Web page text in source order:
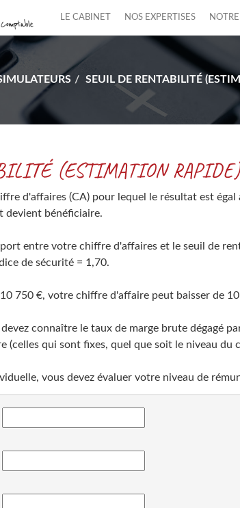
LE CABINET NOS EXPERTISES
SEUIL DE RENTABILITÉ
(ESTIMATION RAPIDE)
d'affaires (CA) pour lequel le résultat est
devient bénéficiaire.
entre votre chiffre d'affaires et le seuil de
de sécurité = 1,70.
10 750 €, votre chiffre d'affaire peut baisser de
connaître le taux de marge brute dégagé
(celles qui sont fixes, quel que soit le niveau
vous devez évaluer votre niveau de